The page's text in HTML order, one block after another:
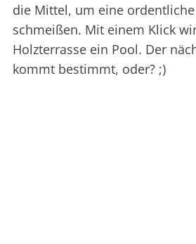
die Mittel, um eine
schmeißen. Mit einem Klick
Holzterrasse ein Pool. Der
kommt bestimmt, oder? ;)